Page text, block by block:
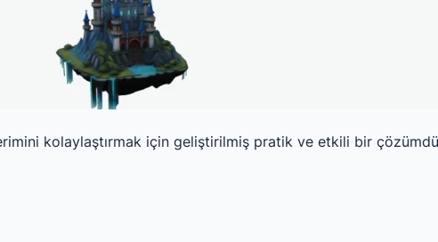
kolaylaştırmak için geliştirilmiş pratik ve etkili bir